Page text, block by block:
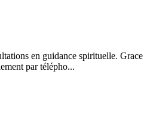
en guidance spirituelle. Grace
par télépho...